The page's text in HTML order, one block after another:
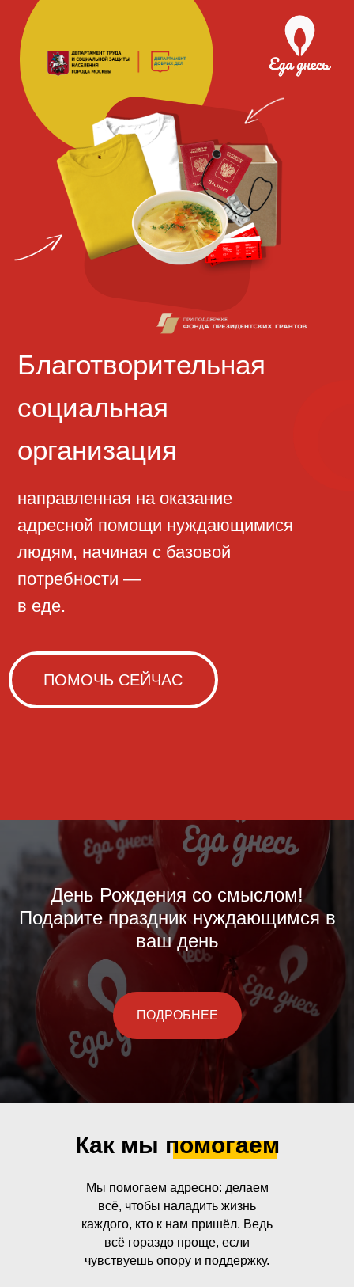
направленная на оказание
адресной помощи нуждающимися
потребности —
Благотворительная
День Рождения со смыслом!
Подарите праздник нуждающимся в
ваш день
ПОДРОБНЕЕ
Как мы помогаем
Мы помогаем адресно: делаем
всё, чтобы наладить жизнь
каждого, кто к нам пришёл. Ведь
всё гораздо проще, если
чувствуешь опору и поддержку.